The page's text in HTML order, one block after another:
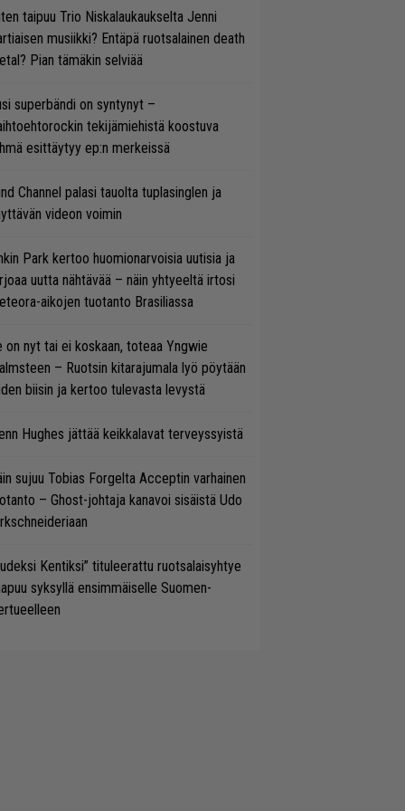
taipuu Trio Niskalaukaukselta Jenni
musiikki? Entäpä ruotsalainen death
Pian tämäkin selviää
superbändi on syntynyt –
tekijämiehistä koostuva
esittäytyy ep:n merkeissä
Channel palasi tauolta tuplasinglen ja
videon voimin
Park kertoo huomionarvoisia uutisia ja
uutta nähtävää – näin yhtyeeltä irtosi
aikojen tuotanto Brasiliassa
on nyt tai ei koskaan, toteaa Yngwie
– Ruotsin kitarajumala lyö pöytään
biisin ja kertoo tulevasta levystä
Hughes jättää keikkalavat terveyssyistä
sujuu Tobias Forgelta Acceptin varhainen
– Ghost-johtaja kanavoi sisäistä Udo
Kentiksi” tituleerattu ruotsalaisyhtye
syksyllä ensimmäiselle Suomen-